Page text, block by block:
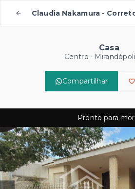
Claudia Nakamura -
Casa
Centro -
Compartilhar
Pronto para